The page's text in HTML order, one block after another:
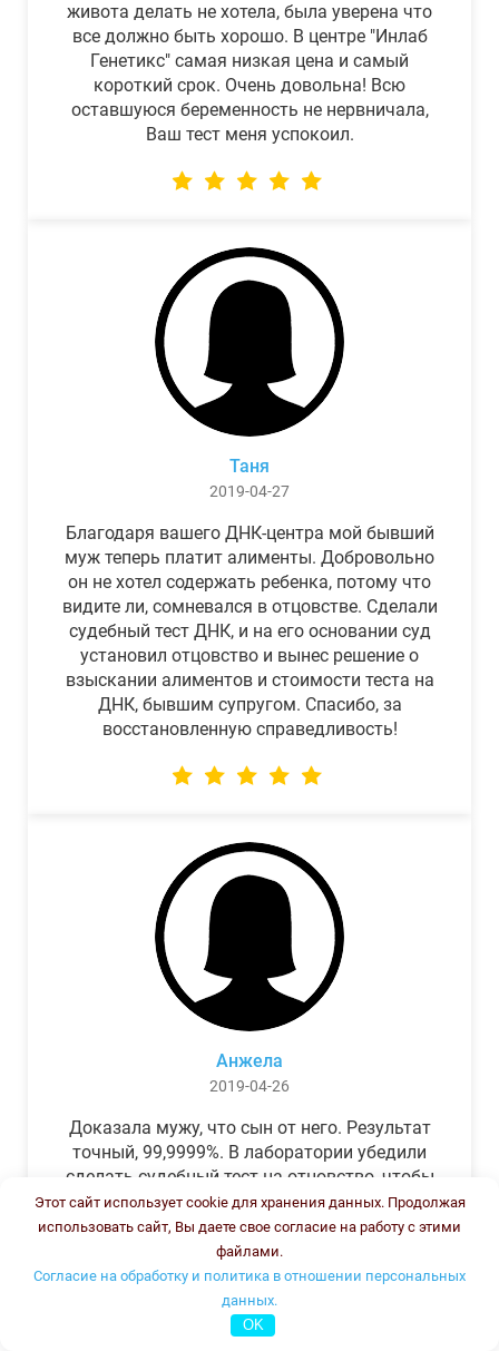
живота делать не хотела, была уверена что
все должно быть хорошо. В центре "Инлаб
Генетикс" самая низкая цена и самый
короткий срок. Очень довольна! Всю
оставшуюся беременность не нервничала,
Ваш тест меня успокоил.
Таня
2019-04-27
Благодаря вашего ДНК-центра мой бывший
муж теперь платит алименты. Добровольно
он не хотел содержать ребенка, потому что
видите ли, сомневался в отцовстве. Сделали
судебный тест ДНК, и на его основании суд
установил отцовство и вынес решение о
взыскании алиментов и стоимости теста на
ДНК, бывшим супругом. Спасибо, за
восстановленную справедливость!
Анжела
2019-04-26
Доказала мужу, что сын от него. Результат
точный, 99,9999%. В лаборатории убедили
сделать судебный тест на отцовство, чтобы
можно было предъявить в суде. Результат
был готов через неделю, как и
обещали.Теперь муж бегает и извиняется.
Этот сайт использует cookie для хранения данных. Продолжая
использовать сайт, Вы даете свое согласие на работу с этими
файлами.
Согласие на обработку и политика в отношении персональных
данных.
OK